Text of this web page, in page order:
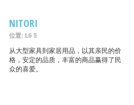
NITORI
位置: L6 5
从大型家具到家居用品，以其亲民的价
格，安定的品质，丰富的商品赢得了民
众的喜爱。